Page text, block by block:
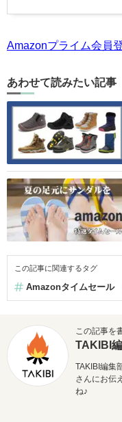
Amazonプライム会員
あわせて読みたい記事
この記事に関連するタグ
Amazonタイムセール
この記事を
TAKIBI
TAKIBI編集
さんにお伝
ね♪